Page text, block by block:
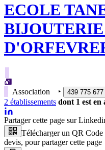
ECOLE
Association ‣ 439 775 677
2 établissements dont 1 est en
Partager cette page sur
Télécharger un QR
devis, pour partager cette page